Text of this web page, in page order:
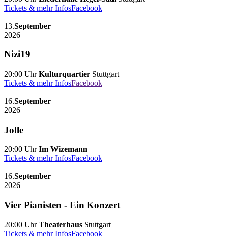
Tickets & mehr InfosFacebook
13.September
2026
Nizi19
20:00 UhrKulturquartier Stuttgart
Tickets & mehr InfosFacebook
16.September
2026
Jolle
20:00 UhrIm Wizemann
Tickets & mehr InfosFacebook
16.September
2026
Vier Pianisten - Ein Konzert
20:00 UhrTheaterhaus Stuttgart
Tickets & mehr InfosFacebook